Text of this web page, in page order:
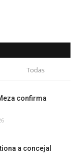
Todas
confirma
a concejal